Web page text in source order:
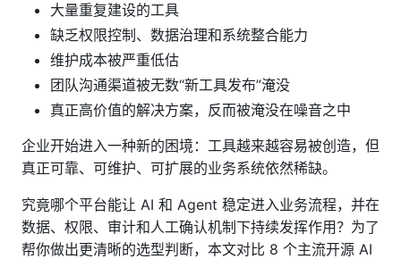
大量重复建设的工具
缺乏权限控制、数据治理和系统整合能力
维护成本被严重低估
团队沟通渠道被无数“新工具发布”淹没
真正高价值的解决方案，反而被淹没在噪音之中
企业开始进入一种新的困境：工具越来越容易被创造，但
真正可靠、可维护、可扩展的业务系统依然稀缺。
究竟哪个平台能让 AI 和 Agent 稳定进入业务流程，并在
数据、权限、审计和人工确认机制下持续发挥作用？为了
帮你做出更清晰的选型判断，本文对比 8 个主流开源 AI